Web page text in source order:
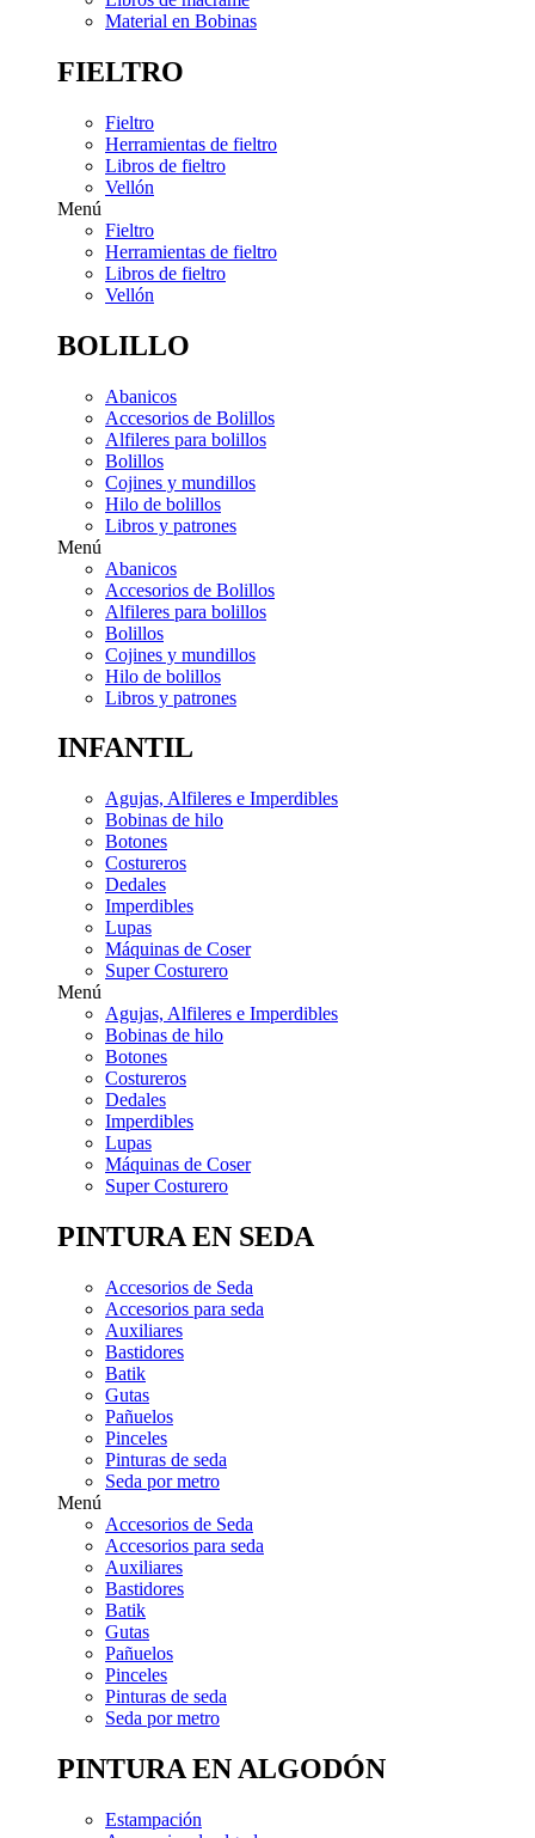
Material en Bobinas
FIELTRO
Fieltro
Herramientas de fieltro
Libros de fieltro
Vellón
Menú
Fieltro
Herramientas de fieltro
Libros de fieltro
Vellón
BOLILLO
Abanicos
Accesorios de Bolillos
Alfileres para bolillos
Bolillos
Cojines y mundillos
Hilo de bolillos
Libros y patrones
Menú
Abanicos
Accesorios de Bolillos
Alfileres para bolillos
Bolillos
Cojines y mundillos
Hilo de bolillos
Libros y patrones
INFANTIL
Agujas, Alfileres e Imperdibles
Bobinas de hilo
Botones
Costureros
Dedales
Imperdibles
Lupas
Máquinas de Coser
Super Costurero
Menú
Agujas, Alfileres e Imperdibles
Bobinas de hilo
Botones
Costureros
Dedales
Imperdibles
Lupas
Máquinas de Coser
Super Costurero
PINTURA EN SEDA
Accesorios de Seda
Accesorios para seda
Auxiliares
Bastidores
Batik
Gutas
Pañuelos
Pinceles
Pinturas de seda
Seda por metro
Menú
Accesorios de Seda
Accesorios para seda
Auxiliares
Bastidores
Batik
Gutas
Pañuelos
Pinceles
Pinturas de seda
Seda por metro
PINTURA EN ALGODÓN
Estampación